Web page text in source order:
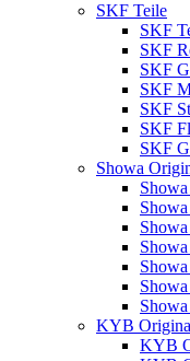
SKF Teile
SKF
SKF
SKF
SKF
SKF
SKF
SKF
Showa
KYB
KYB